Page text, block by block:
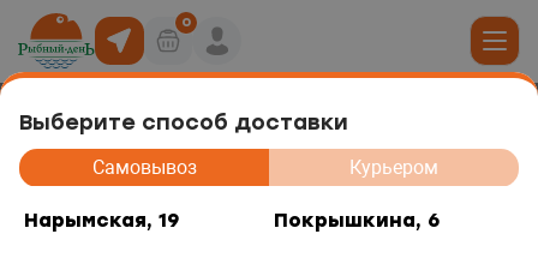
Выберите способ доставки
Самовывоз Курьером
Нарымская, 19 Покрышкина, 6
0
6
Пельмени рыбные из минтая с/м
500г